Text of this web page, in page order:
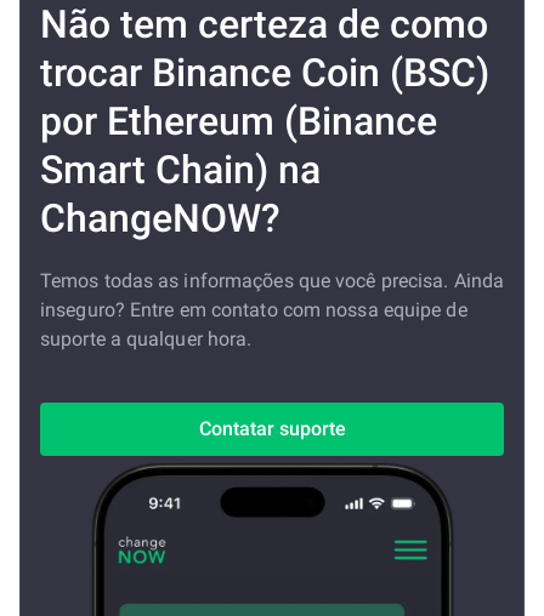
Não tem certeza de como
trocar Binance Coin (BSC)
por Ethereum (Binance
Smart Chain) na
ChangeNOW?
Temos todas as informações que você precisa. Ainda
inseguro? Entre em contato com nossa equipe de
suporte a qualquer hora.
Contatar suporte